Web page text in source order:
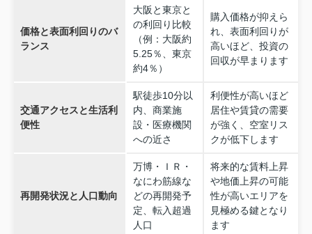
価格と表面利回りのバ
ランス
大阪と東京と
の利回り比較
（例：大阪約
5.25％、東京
約4％）
購入価格が抑えら
れ、表面利回りが
高いほど、投資の
回収が早まります
交通アクセスと生活利
便性
駅徒歩10分以
内、商業施
設・医療機関
への近さ
利便性が高いほど
居住や賃貸の需要
が強く、空室リス
クが低下します
再開発状況と人口動向
万博・ＩＲ・
なにわ筋線な
どの再開発予
定、転入超過
人口
将来的な賃料上昇
や地価上昇の可能
性が高いエリアを
見極める鍵となり
ます